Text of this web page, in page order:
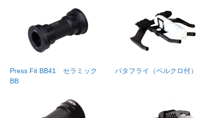
Press Fit BB41 セラミック
BB
バタフライ（ベルクロ付）